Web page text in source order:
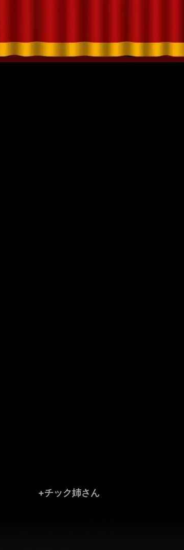
+チック姉さん